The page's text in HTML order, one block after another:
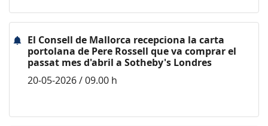
El Consell de Mallorca recepciona la carta
portolana de Pere Rossell que va comprar el
passat mes d'abril a Sotheby's Londres
20-05-2026 / 09.00 h